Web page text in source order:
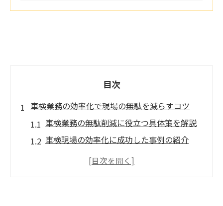
目次
車検業務の効率化で現場の無駄を減らすコツ
車検業務の無駄削減に役立つ具体策を解説
車検現場の効率化に成功した事例の紹介
車検で発生しやすい作業ミスの防止対策と